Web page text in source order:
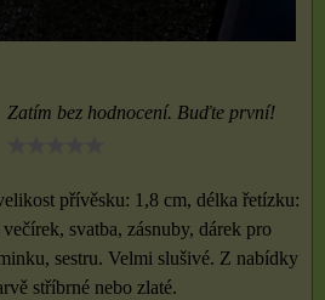
Zatím bez hodnocení. Buďte první!
přívěsku: 1,8 cm, délka řetízku:
svatba, zásnuby, dárek pro
sestru. Velmi slušivé. Z nabídky
stříbrné nebo zlaté.